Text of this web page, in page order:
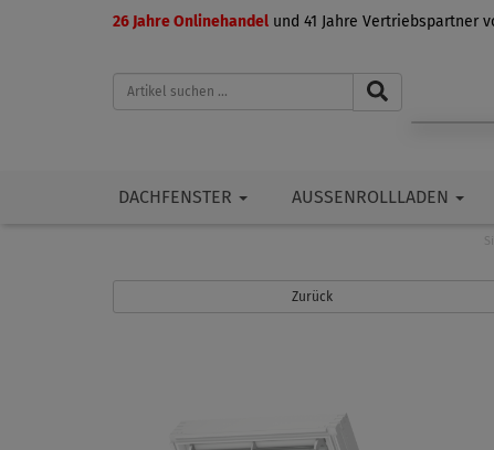
26 Jahre Onlinehandel und 41 Jahre Vertriebspartner
DACHFENSTER AUSSENROLLLADEN
Zurück